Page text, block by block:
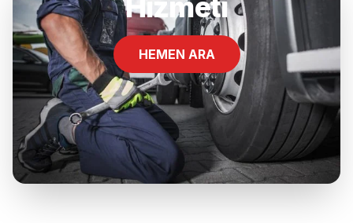
Hizmeti
HEMEN ARA